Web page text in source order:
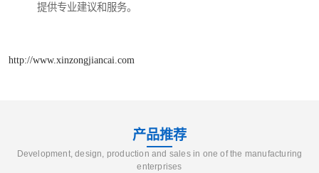
提供专业建议和服务。
http://www.xinzongjiancai.com
产品推荐
Development, design, production and sales in one of the manufacturing
enterprises